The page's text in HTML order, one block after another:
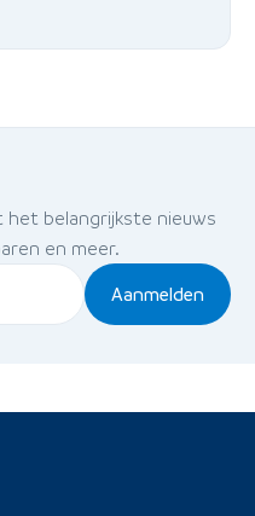
belangrijkste nieuws
en meer.
Aanmelden